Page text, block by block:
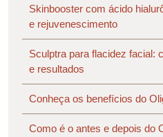
Skinbooster com ácido
e rejuvenescimento
Sculptra para flacidez facial:
e resultados
Conheça os benefícios do
Como é o antes e depois do